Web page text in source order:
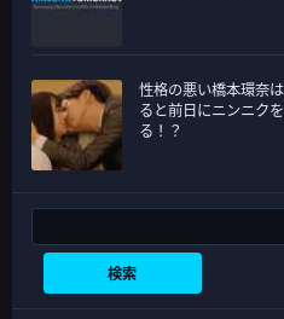
性格の悪い橋本環奈
ると前日にニンニク
る！？
検索